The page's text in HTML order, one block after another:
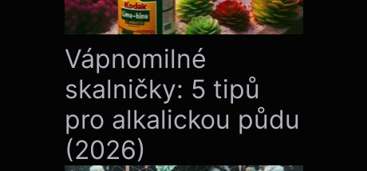
Vápnomilné
skalničky: 5 tipů
pro alkalickou půdu
(2026)